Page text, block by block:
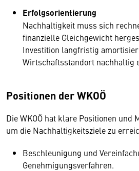
Erfolgsorientierung
Nachhaltigkeit muss sich
finanzielle Gleichgewicht
Investition langfristig
Wirtschaftsstandort nachhaltig
Positionen der WKOÖ
Die WKOÖ hat klare Positionen und
um die Nachhaltigkeitsziele zu
Beschleunigung und
Genehmigungsverfahren.